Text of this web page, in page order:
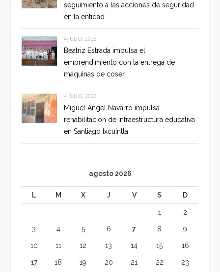
seguimiento a las acciones de seguridad
en la entidad
4 JULIO, 2026
Beatriz Estrada impulsa el
emprendimiento con la entrega de
máquinas de coser
4 JULIO, 2026
Miguel Ángel Navarro impulsa
rehabilitación de infraestructura educativa
en Santiago Ixcuintla
agosto 2026
L M X J V S D
1 2
3 4 5 6 7 8 9
10 11 12 13 14 15 16
17 18 19 20 21 22 23